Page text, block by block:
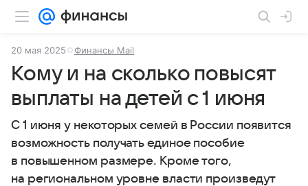
20 мая 2025 Финансы Mail
Кому и на сколько повысят
выплаты на детей с 1 июня
С 1 июня у некоторых семей в России появится
возможность получать единое пособие
в повышенном размере. Кроме того,
на региональном уровне власти произведут